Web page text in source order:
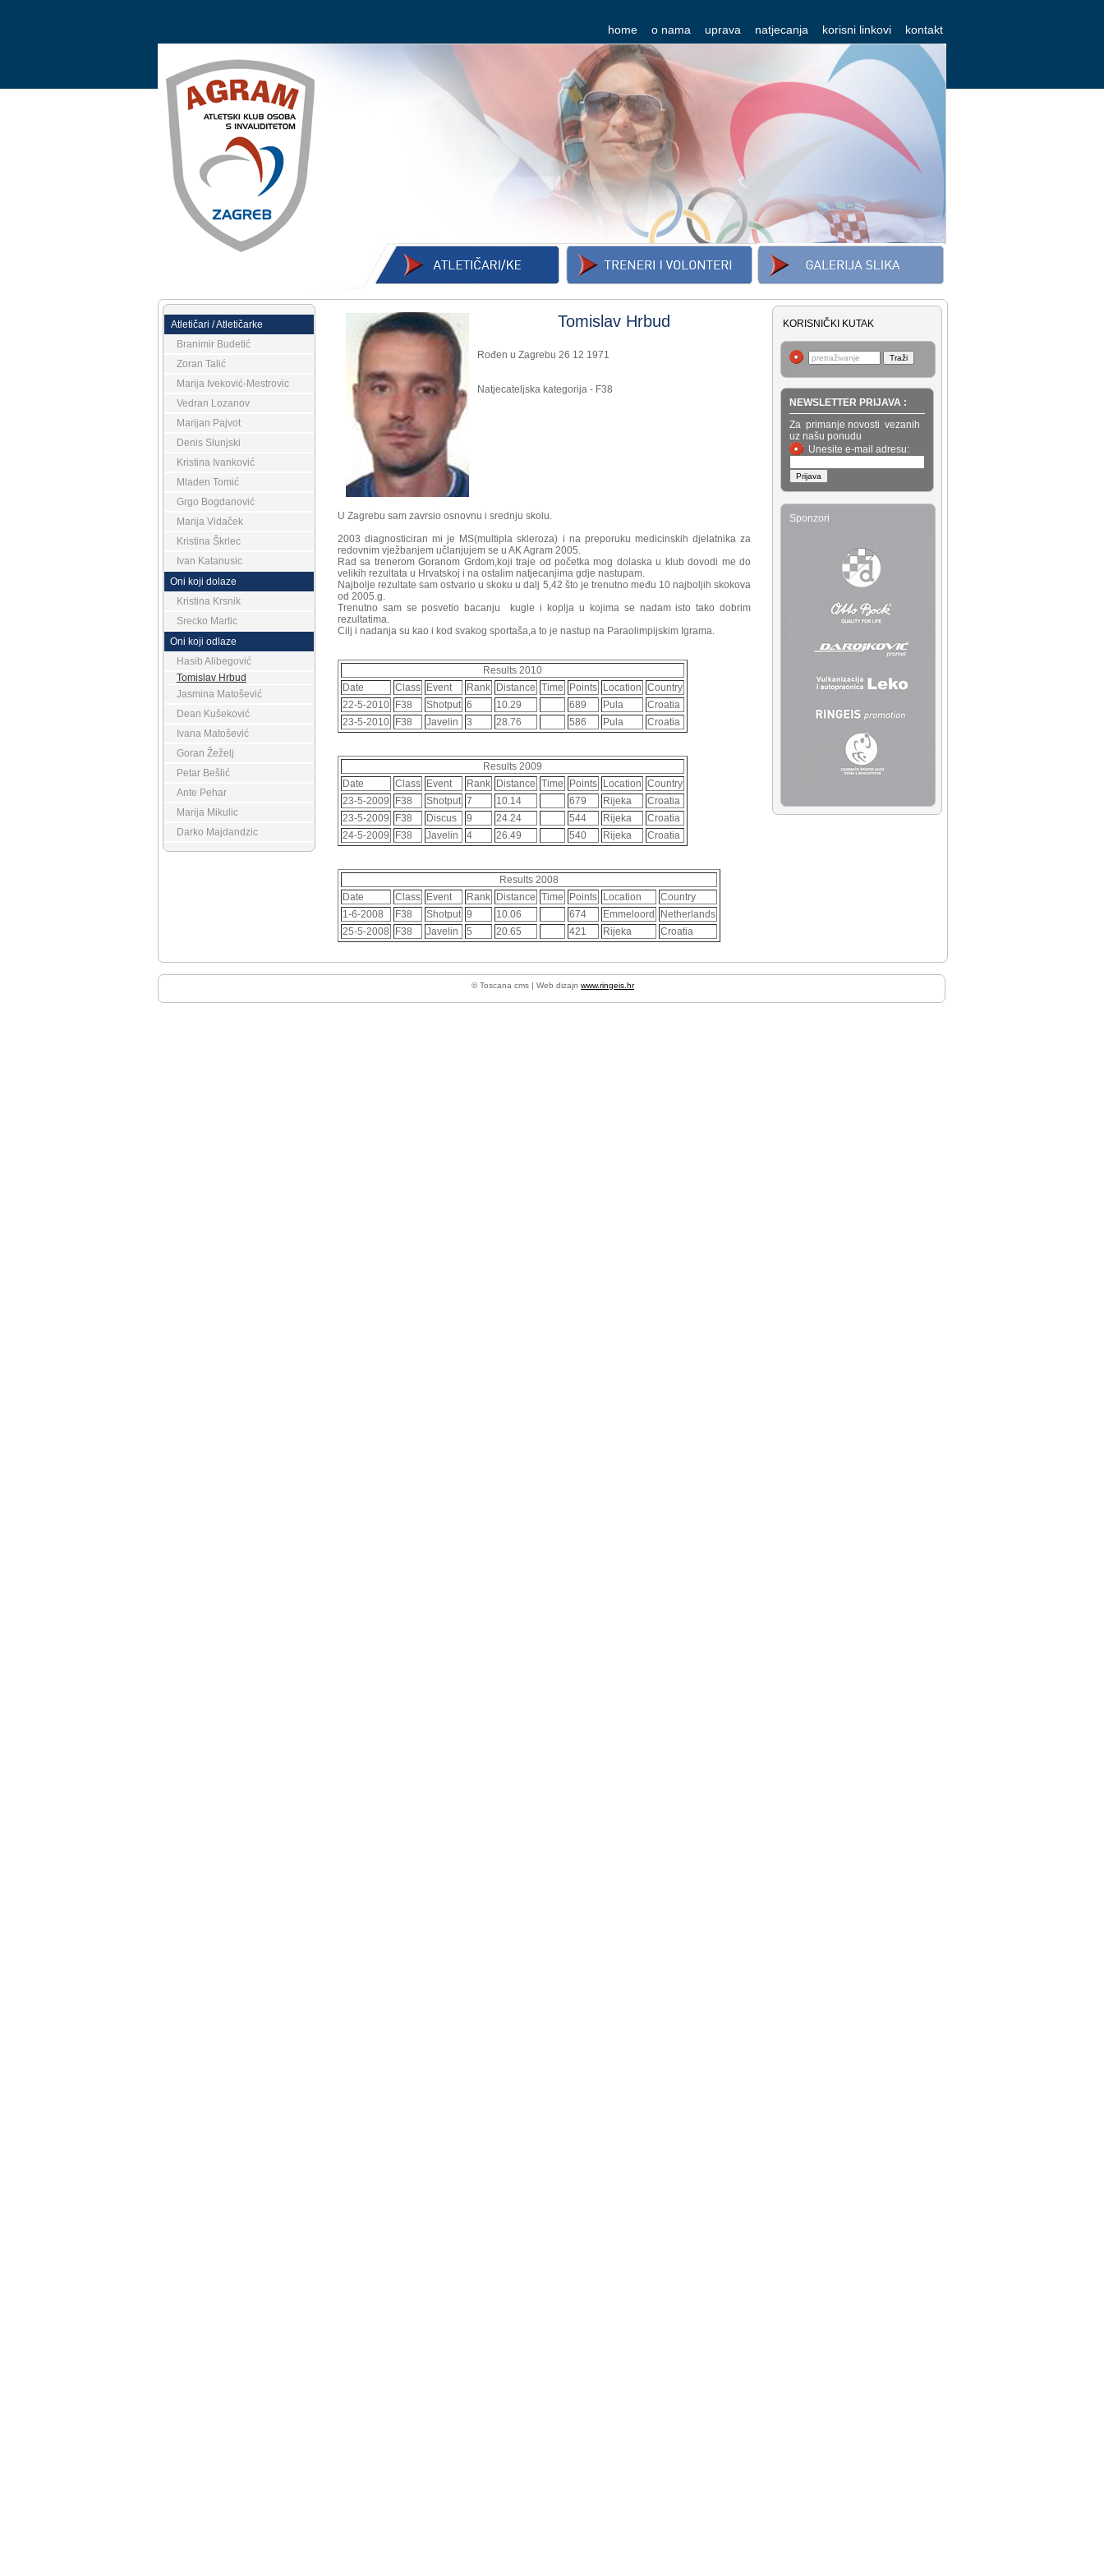
home o nama uprava natjecanja korisni linkovi kontakt
Tomislav Hrbud
Rođen u Zagrebu 26 12 1971
Natjecateljska kategorija - F38
U Zagrebu sam zavrsio osnovnu i srednju skolu.
2003 diagnosticiran mi je MS(multipla skleroza) i na preporuku medicinskih djelatnika za
redovnim vježbanjem učlanjujem se u AK Agram 2005.
Rad sa trenerom Goranom Grdom,koji traje od početka mog dolaska u klub dovodi me do
velikih rezultata u Hrvatskoj i na ostalim natjecanjima gdje nastupam.
Najbolje rezultate sam ostvario u skoku u dalj 5,42 što je trenutno među 10 najboljih skokova
od 2005.g.
Trenutno sam se posvetio bacanju kugle i koplja u kojima se nadam isto tako dobrim
rezultatima.
Cilj i nadanja su kao i kod svakog sportaša,a to je nastup na Paraolimpijskim Igrama.
Results 2010
Date
Class Event Rank Distance Time Points Location Country
22-5-2010
F38 Shotput 6 10.29 689 Pula
Croatia
23-5-2010
F38 Javelin 3 28.76 586 Pula Croatia
Results 2009
Date
Class Event Rank Distance Time Points Location Country
23-5-2009
F38 Shotput 7 10.14 679 Rijeka
Croatia
23-5-2009
F38 Discus 9 24.24 544 Rijeka
Croatia
24-5-2009
F38 Javelin 4 26.49 540 Rijeka Croatia
Results 2008
Date
Class Event Rank Distance Time Points Location
Country
1-6-2008
F38 Shotput 9 10.06 674 Emmeloord
Netherlands
25-5-2008
F38 Javelin 5 20.65 421 Rijeka Croatia
Atletičari / Atletičarke
Branimir Budetić
Zoran Talić
Marija Iveković-Mestrovic
Vedran Lozanov
Marijan Pajvot
Denis Slunjski
Kristina Ivanković
Mladen Tomić
Grgo Bogdanović
Marija Vidaček
Kristina Škrlec
Ivan Katanusic
Oni koji dolaze
Kristina Krsnik
Srecko Martic
Oni koji odlaze
Hasib Alibegović
Tomislav Hrbud
Jasmina Matošević
Dean Kušeković
Ivana Matošević
Goran Žeželj
Petar Bešlić
Ante Pehar
Marija Mikulic
Darko Majdandzic
KORISNIČKI KUTAK
NEWSLETTER PRIJAVA :
Za primanje novosti vezanih
uz našu ponudu
Unesite e-mail adresu:
Sponzori
© Toscana cms | Web dizajnwww.ringeis.hr